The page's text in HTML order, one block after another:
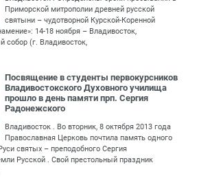
Приморской митрополии древней русской
святыни – чудотворной Курской-Коренной
14-18 ноября – Владивосток,
собор (г. Владивосток,
Посвящение в студенты первокурсников
Владивостокского Духовного училища
прошло в день памяти прп. Сергия
Радонежского
Владивосток . Во вторник, 8 октября 2013 года
Православная Церковь почтила память одного
святых – преподобного Сергия
Русской . Свой престольный праздник